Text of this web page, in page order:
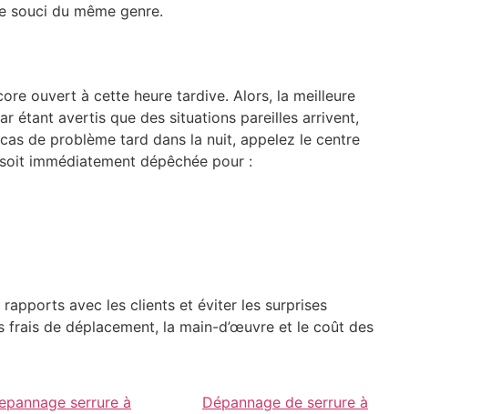
souci du même genre.
ouvert à cette heure tardive. Alors, la meilleure
étant avertis que des situations pareilles arrivent,
de problème tard dans la nuit, appelez le centre
immédiatement dépêchée pour :
avec les clients et éviter les surprises
de déplacement, la main-d’œuvre et le coût des
serrure à
Dépannage de serrure à